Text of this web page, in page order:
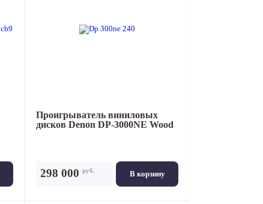
Проигрыватель виниловых
дисков Denon DP-3000NE Wood
В корзину
298 000 руб.